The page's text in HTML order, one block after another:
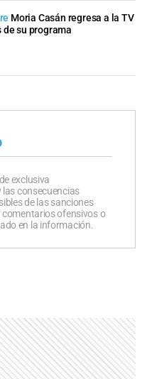
Moria Casán regresa a la TV
su programa
exclusiva
consecuencias
de las sanciones
comentarios ofensivos o
en la información.